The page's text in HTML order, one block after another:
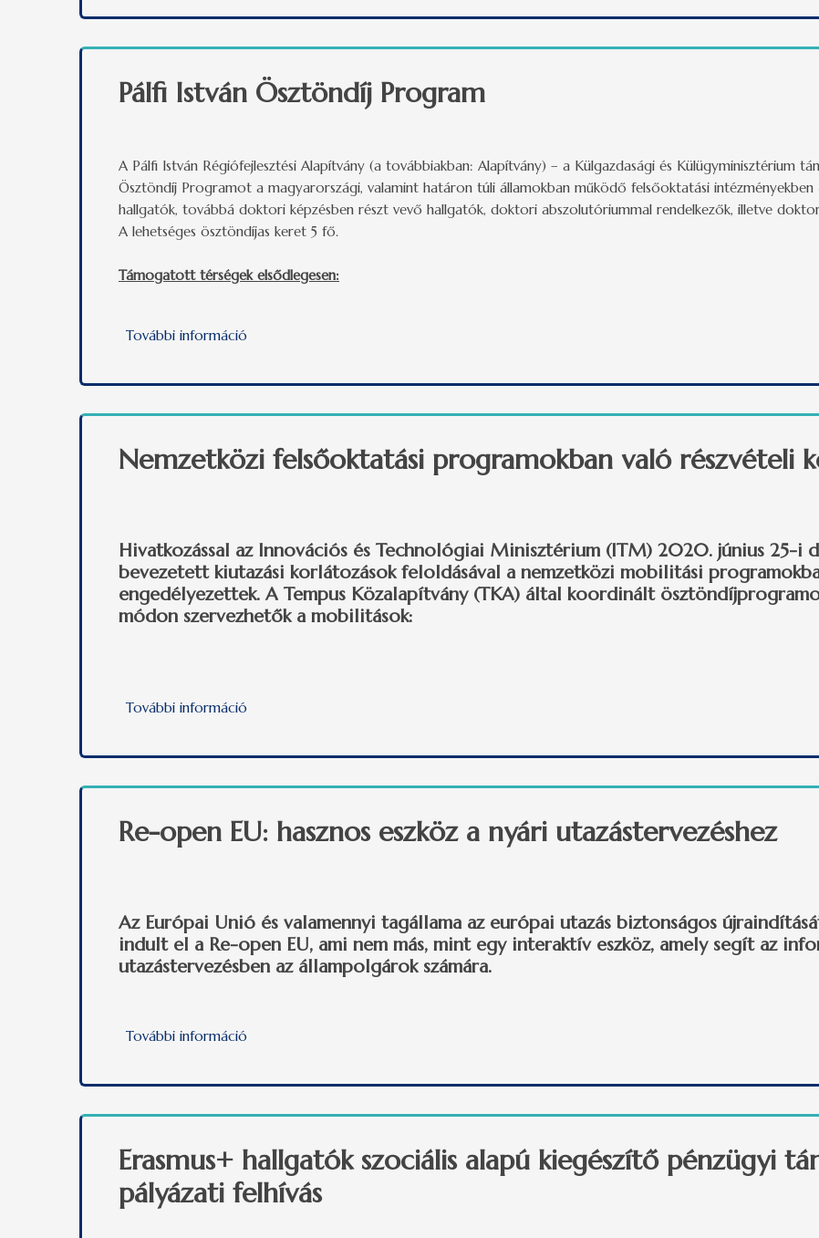
Pálfi István Ösztöndíj Program
A Pálfi István Régiófejlesztési Alapítvány (a továbbiakban: Alapítvány) – a Külgazdasági és Külügyminisztérium
Ösztöndíj Programot a magyarországi, valamint határon túli államokban működő felsőoktatási intézményekben
hallgatók, továbbá doktori képzésben részt vevő hallgatók, doktori abszolutóriummal rendelkezők, illetve
A lehetséges ösztöndíjas keret 5 fő.
Támogatott térségek elsődlegesen:
További információ
Nemzetközi felsőoktatási programokban való részvételi
Hivatkozással az Innovációs és Technológiai Minisztérium (ITM) 2020. június 25-i
bevezetett kiutazási korlátozások feloldásával a nemzetközi mobilitási
engedélyezettek. A Tempus Közalapítvány (TKA) által koordinált
módon szervezhetők a mobilitások:
További információ
Re-open EU: hasznos eszköz a nyári utazástervezéshez
Az Európai Unió és valamennyi tagállama az európai utazás biztonságos
indult el a Re-open EU, ami nem más, mint egy interaktív eszköz, amely segít az
utazástervezésben az állampolgárok számára.
További információ
Erasmus+ hallgatók szociális alapú kiegészítő pénzügyi
pályázati felhívás